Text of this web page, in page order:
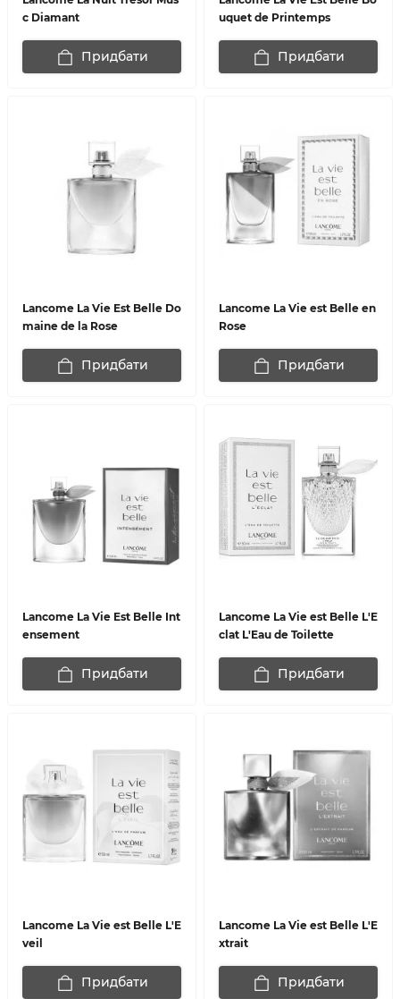
c Diamant
Придбати
uquet de Printemps
Придбати
Lancome La Vie Est Belle Do
maine de la Rose
Придбати
Lancome La Vie est Belle en
Rose
Придбати
Lancome La Vie Est Belle Int
ensement
Придбати
Lancome La Vie est Belle L'E
clat L'Eau de Toilette
Придбати
Lancome La Vie est Belle L'E
veil
Придбати
Lancome La Vie est Belle L'E
xtrait
Придбати